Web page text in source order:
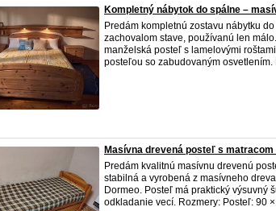
Kompletný nábytok do spálne –
Predám kompletnú zostavu nábytku
zachovalom stave, používanú len
manželská posteľ s lamelovými
posteľou so zabudovaným osvetlením.
Masívna drevená posteľ s
Predám kvalitnú masívnu drevenú
stabilná a vyrobená z masívneho
Dormeo. Posteľ má praktický výsuvný
odkladanie vecí. Rozmery: Posteľ: 90